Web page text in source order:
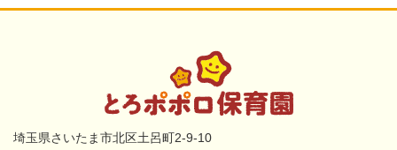
埼玉県さいたま市北区土呂町2-9-10